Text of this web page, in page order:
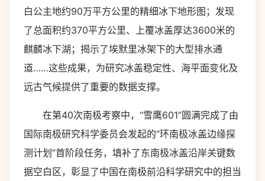
白公主地约90万平方公里的精细冰下地形图；发现
了总面积约370平方公里、上覆冰盖厚达3600米的
麒麟冰下湖；揭示了埃默里冰架下的大型排水通
道……这些成果，为研究冰盖稳定性、海平面变化及
远古气候提供了重要的数据支撑。
在第40次南极考察中，“雪鹰601”圆满完成了由
国际南极研究科学委员会发起的“环南极冰盖边缘探
测计划”首阶段任务，填补了东南极冰盖沿岸关键数
据空白区，彰显了中国在南极前沿科学研究中的担当